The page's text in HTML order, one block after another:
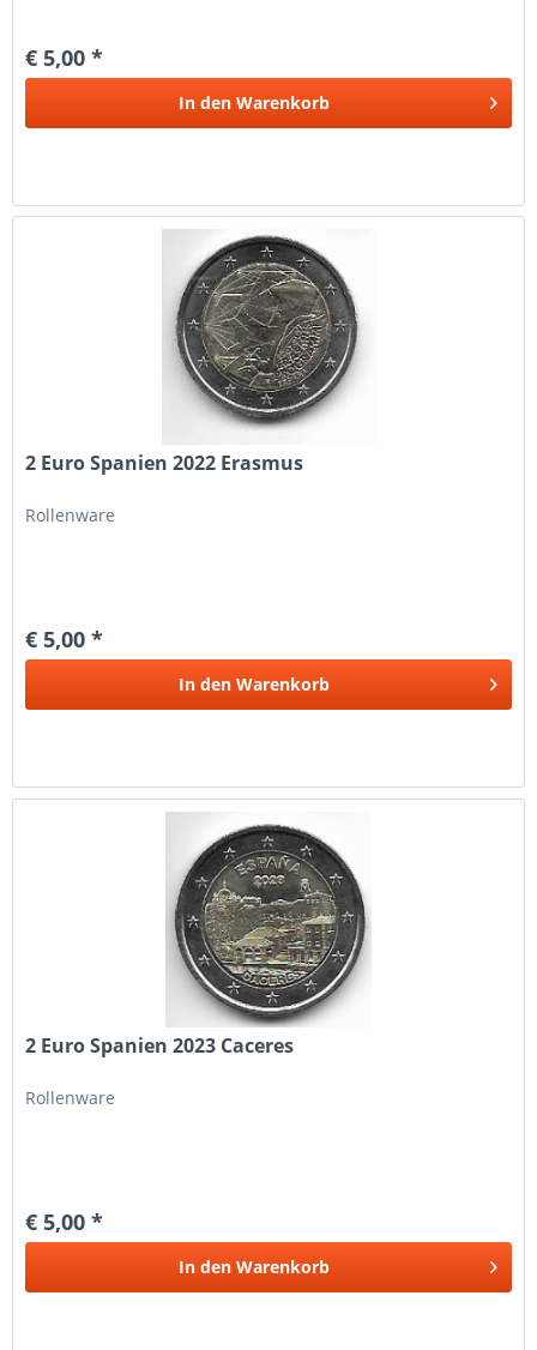
€ 5,00 *
In den Warenkorb
2 Euro Spanien 2022 Erasmus
Rollenware
€ 5,00 *
In den Warenkorb
2 Euro Spanien 2023 Caceres
Rollenware
€ 5,00 *
In den Warenkorb